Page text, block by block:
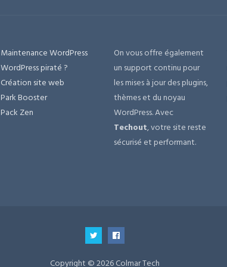
Maintenance WordPress
WordPress piraté ?
Création site web
Park Booster
Pack Zen
On vous offre également
un support continu pour
les mises à jour des plugins,
thèmes et du noyau
WordPress. Avec
Techout, votre site reste
sécurisé et performant.
Copyright © 2026 Colmar Tech